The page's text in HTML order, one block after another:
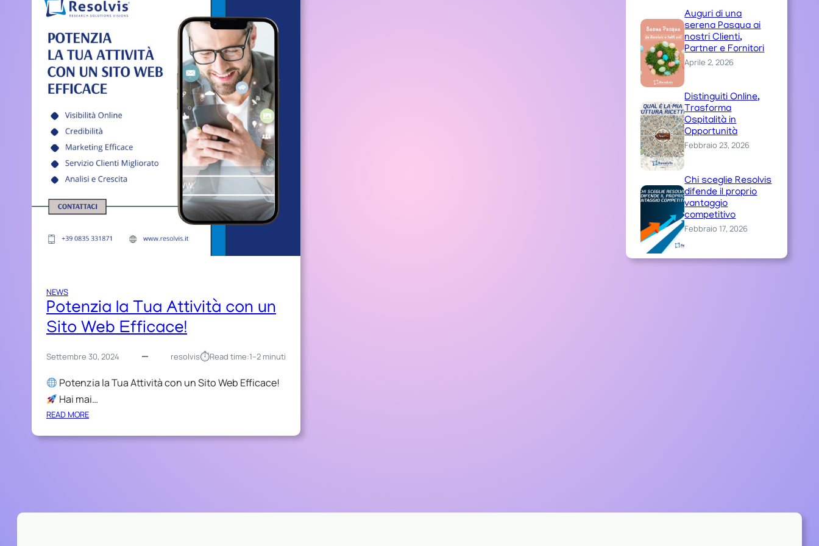
NEWS
Potenzia la Tua Attività con un
Sito Web Efficace!
Settembre 30, 2024 resolvis⏱︎Read time:1–2 minuti
Potenzia la Tua Attività con un Sito Web Efficace!
Hai mai…
READ MORE:
O
Auguri di una
serena Pasqua ai
nostri Clienti,
Partner e Fornitori
Aprile 2, 2026
Distinguiti Online,
Trasforma
Ospitalità in
Opportunità
Febbraio 23, 2026
Chi sceglie Resolvis
difende il proprio
vantaggio
competitivo
Febbraio 17, 2026